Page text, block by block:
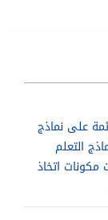
على نماذج
التعلم
مكونات اتخاذ